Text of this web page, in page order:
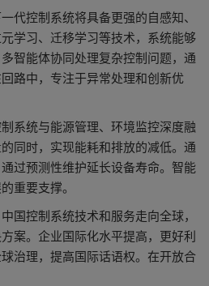
代控制系统将具备更强的自感知、
学习、迁移学习等技术，系统能够
智能体协同处理复杂控制问题，通
路中，专注于异常处理和创新优
系统与能源管理、环境监控深度融
同时，实现能耗和排放的减低。通
过预测性维护延长设备寿命。智能
重要支撑。
国控制系统技术和服务走向全球，
案。企业国际化水平提高，更好利
治理，提高国际话语权。在开放合